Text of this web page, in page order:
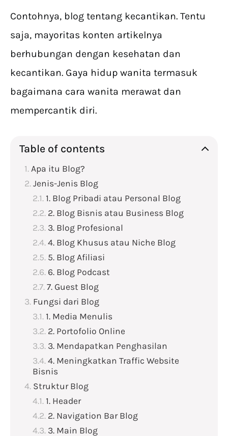
Contohnya, blog tentang kecantikan. Tentu
saja, mayoritas konten artikelnya
berhubungan dengan kesehatan dan
kecantikan. Gaya hidup wanita termasuk
bagaimana cara wanita merawat dan
mempercantik diri.
Table of contents
Apa itu Blog?
Jenis-Jenis Blog
1. Blog Pribadi atau Personal Blog
2. Blog Bisnis atau Business Blog
3. Blog Profesional
4. Blog Khusus atau Niche Blog
5. Blog Afiliasi
6. Blog Podcast
7. Guest Blog
Fungsi dari Blog
1. Media Menulis
2. Portofolio Online
3. Mendapatkan Penghasilan
4. Meningkatkan Traffic Website
Bisnis
Struktur Blog
1. Header
2. Navigation Bar Blog
3. Main Blog